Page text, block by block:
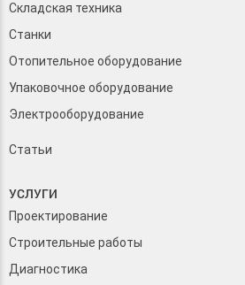
Складская техника
Станки
Отопительное оборудование
Упаковочное оборудование
Электрооборудование
Статьи
УСЛУГИ
Проектирование
Строительные работы
Диагностика